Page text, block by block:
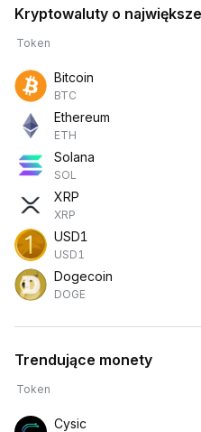
Kryptowaluty o
Token
Bitcoin
BTC
Ethereum
ETH
Solana
SOL
XRP
XRP
USD1
USD1
Dogecoin
DOGE
Trendujące monety
Token
Cysic